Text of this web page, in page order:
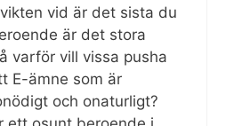
vid är det sista du
är det stora
varför vill vissa pusha
E-ämne som är
och onaturligt?